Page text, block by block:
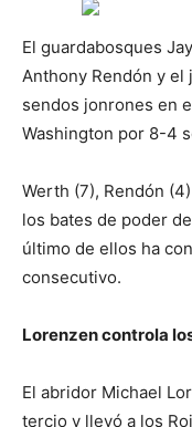
El guardabosques
Anthony Rendón y
sendos jonrones en
Washington por 8-4
Werth (7), Rendón
los bates de poder
último de ellos ha
consecutivo.
Lorenzen controla
El abridor Michael
tercio y llevó a los